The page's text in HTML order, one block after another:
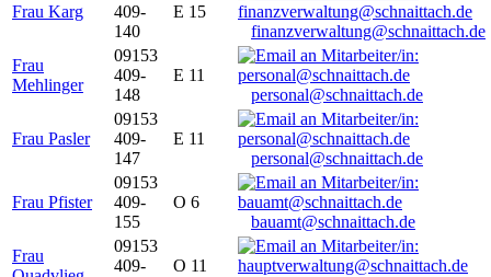
Frau Karg
409-
140
E 15
finanzverwaltung@schnaittach.de
Frau
Mehlinger
09153
409-
148
E 11
personal@schnaittach.de
Frau Pasler
09153
409-
147
E 11
personal@schnaittach.de
Frau Pfister
09153
409-
155
O 6
bauamt@schnaittach.de
Frau
09153
409-
O 11